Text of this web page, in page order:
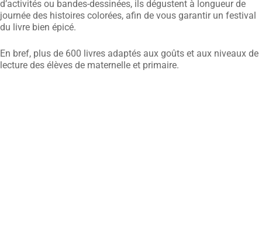
d’activités ou bandes-dessinées, ils dégustent à longueur de
journée des histoires colorées, afin de vous garantir un festival
du livre bien épicé.
En bref, plus de 600 livres adaptés aux goûts et aux niveaux de
lecture des élèves de maternelle et primaire.